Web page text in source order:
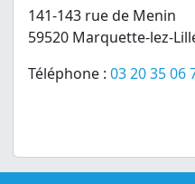
141-143 rue de Menin
59520 Marquette-lez-
Téléphone : 03 20 35 06